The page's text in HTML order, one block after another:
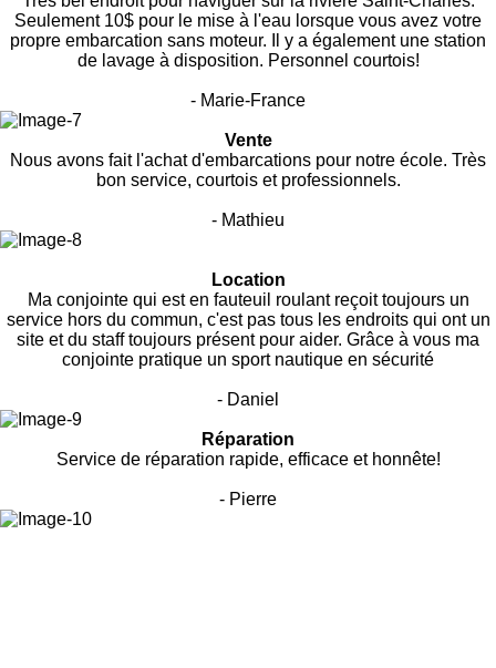
Seulement 10$ pour le mise à l'eau lorsque vous avez votre
propre embarcation sans moteur. Il y a également une station
de lavage à disposition. Personnel courtois!
- Marie-France
Vente
Nous avons fait l'achat d'embarcations pour notre école. Très
bon service, courtois et professionnels.
- Mathieu
Location
Ma conjointe qui est en fauteuil roulant reçoit toujours un
service hors du commun, c'est pas tous les endroits qui ont un
site et du staff toujours présent pour aider. Grâce à vous ma
conjointe pratique un sport nautique en sécurité
- Daniel
Réparation
Service de réparation rapide, efficace et honnête!
- Pierre